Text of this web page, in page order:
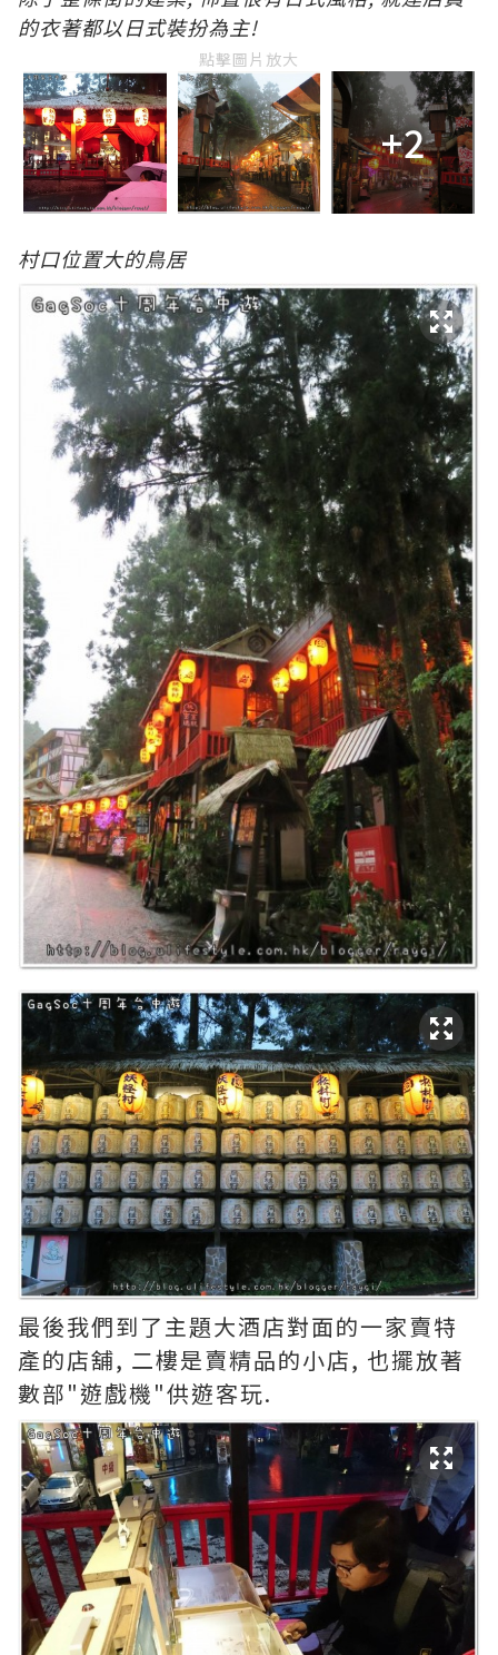
的衣著都以日式裝扮為主!
點擊圖片放大
+2
村口位置大的鳥居
最後我們到了主題大酒店對面的一家賣特
產的店舖, 二樓是賣精品的小店, 也擺放著
數部"遊戲機"供遊客玩.